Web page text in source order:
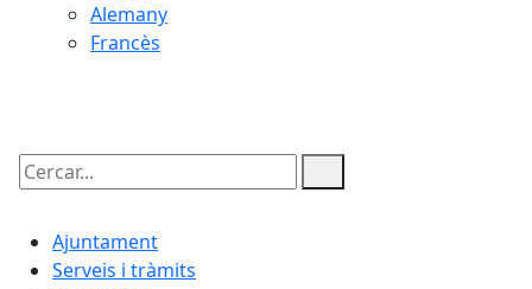
Alemany
Francès
Cercar:
Ajuntament
Serveis i tràmits